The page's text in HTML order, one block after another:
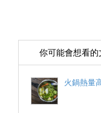
你可能會想看的
火鍋熱量